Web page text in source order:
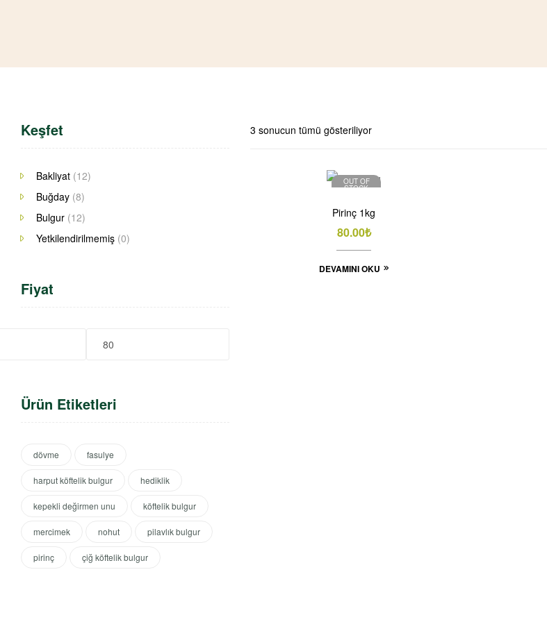
3 sonucun tümü gösteriliyor
OUT OF
STOCK
Pirinç 1kg
80.00₺
DEVAMINI OKU
Keşfet
Bakliyat (12)
Buğday (8)
Bulgur (12)
Yetkilendirilmemiş (0)
Fiyat
Ürün Etiketleri
dövme fasulye
harput köftelik bulgur hediklik
kepekli değirmen unu köftelik bulgur
mercimek nohut pilavlık bulgur
pirinç çiğ köftelik bulgur